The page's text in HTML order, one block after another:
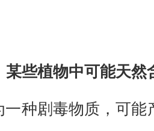
植物中可能天然
剧毒物质，可能